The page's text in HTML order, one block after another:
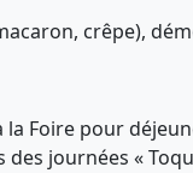
crêpe),
Foire pour
journées «